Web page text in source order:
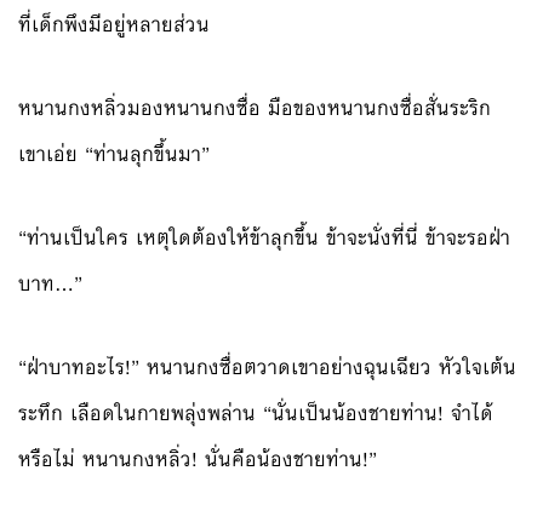
ที่เด็กพึงมีอยู่หลายส่วน
หนานกงหลิ่วมองหนานกงซื่อ มือของหนานกงซื่อสั่นระริก
เขาเอ่ย “ท่านลุกขึ้นมา”
“ท่านเป็นใคร เหตุใดต้องให้ข้าลุกขึ้น ข้าจะนั่งที่นี่ ข้าจะรอฝ่า
บาท…”
“ฝ่าบาทอะไร!” หนานกงซื่อตวาดเขาอย่างฉุนเฉียว หัวใจเต้น
ระทึก เลือดในกายพลุ่งพล่าน “นั่นเป็นน้องชายท่าน! จำได้
หรือไม่ หนานกงหลิ่ว! นั่นคือน้องชายท่าน!”